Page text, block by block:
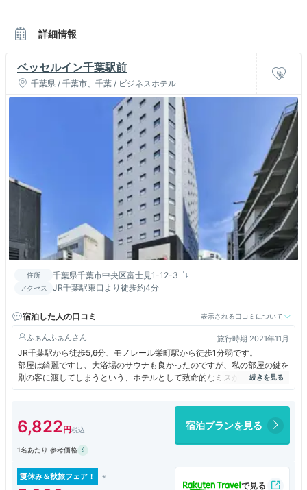
詳細情報
ベッセルイン千葉駅前
千葉県 / 千葉市、千葉 / ビジネスホテル
住所 千葉県千葉市中央区富士見1-12-3
アクセス JR千葉駅東口より徒歩約4分
宿泊した人の口コミ 表示される口コミについて
ふぁんふぁん 旅行時期 2021年11月
JR千葉駅から徒歩5,6分、モノレール栄町駅から徒歩1分弱です。
部屋は綺麗ですし、大浴場のサウナも良かったのですが、私の部屋の鍵を
別の客に渡してしまうという、ホテルとして致命的なミスがありました。
基本的にスタッフの接客は良かったので残念です。
意外に小さなお子さんを連れたお客さんが多かったです。
6,822 宿泊プランを見る
1名あたり 参考価格
夏休み＆秋旅フェア！